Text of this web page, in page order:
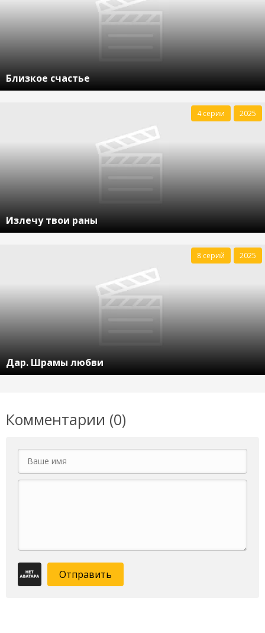
Близкое счастье
Излечу твои раны
4 серии 2025
Дар. Шрамы любви
8 серий 2025
Комментарии (0)
Отправить